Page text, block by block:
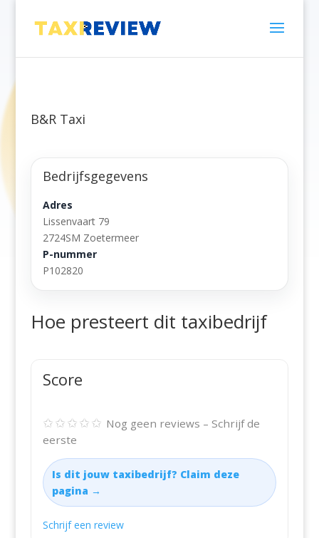
B&R Taxi
Bedrijfsgegevens
Adres
Lissenvaart 79
2724SM Zoetermeer
P-nummer
P102820
Hoe presteert dit taxibedrijf
Score
✩✩✩✩✩ Nog geen reviews – Schrijf de
eerste
Is dit jouw taxibedrijf? Claim deze
pagina →
Schrijf een review